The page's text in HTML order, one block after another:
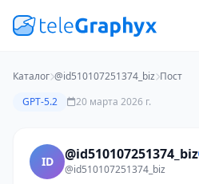
Каталог @id510107251374_biz Пост
GPT-5.2
20 марта 2026 г.
ID @id510107251374_biz
@id510107251374_biz